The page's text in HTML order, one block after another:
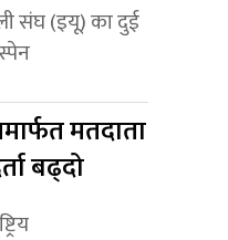
संघ (इयू) का दुई
मतदाता
बढ्दो